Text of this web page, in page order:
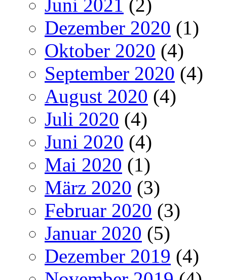
Juni 2021 (2)
Dezember 2020 (1)
Oktober 2020 (4)
September 2020 (4)
August 2020 (4)
Juli 2020 (4)
Juni 2020 (4)
Mai 2020 (1)
März 2020 (3)
Februar 2020 (3)
Januar 2020 (5)
Dezember 2019 (4)